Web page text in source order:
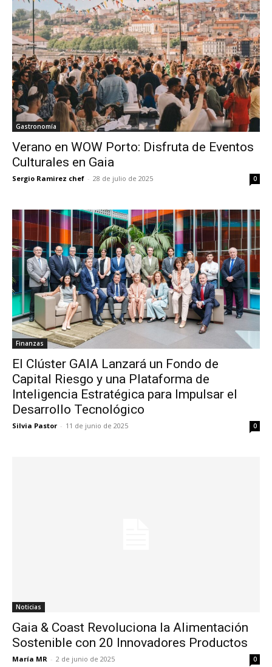
Gastronomía
Verano en WOW Porto: Disfruta de Eventos
Culturales en Gaia
Sergio Ramirez chef - 28 de julio de 2025 0
Finanzas
El Clúster GAIA Lanzará un Fondo de
Capital Riesgo y una Plataforma de
Inteligencia Estratégica para Impulsar el
Desarrollo Tecnológico
Silvia Pastor - 11 de junio de 2025 0
Noticias
Gaia & Coast Revoluciona la Alimentación
Sostenible con 20 Innovadores Productos
María MR - 2 de junio de 2025 0